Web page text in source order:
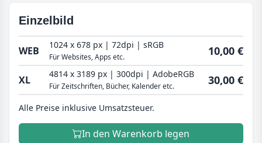
Einzelbild
WEB 1024 x 678 px | 72dpi | sRGB
Für Websites, Apps etc. 10,00 €
XL 4814 x 3189 px | 300dpi | AdobeRGB
Für Zeitschriften, Bücher, Kalender etc. 30,00 €
Alle Preise inklusive Umsatzsteuer.
In den Warenkorb legen